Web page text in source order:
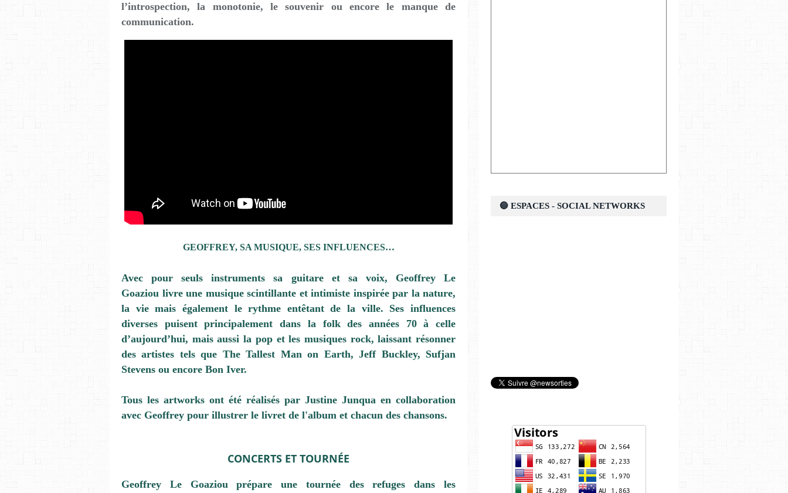
l’introspection, la monotonie, le souvenir ou encore le manque de
communication.
GEOFFREY, SA MUSIQUE, SES INFLUENCES…
Avec pour seuls instruments sa guitare et sa voix,
Geoffrey Le
Goaziou livre une musique scintillante et intimiste inspirée par la nature,
la vie mais également le rythme entêtant de la ville. Ses influences
diverses puisent principalement dans la
folk des années 70 à celle
d’aujourd’hui, mais aussi la pop et les musiques rock, laissant résonner
des artistes tels que The Tallest Man on Earth, Jeff Buckley, Sufjan
Stevens ou encore Bon Iver.
Tous les artworks ont été réalisés par Justine Junqua en collaboration
avec Geoffrey pour illustrer le livret de l'album et chacun des chansons.
CONCERTS ET TOURNÉE
Geoffrey Le Goaziou prépare une tournée des refuges dans
les
🔵 ESPACES - SOCIAL NETWORKS